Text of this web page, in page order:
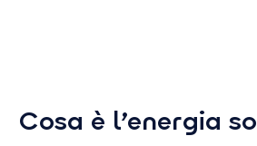
Cosa è l’energia